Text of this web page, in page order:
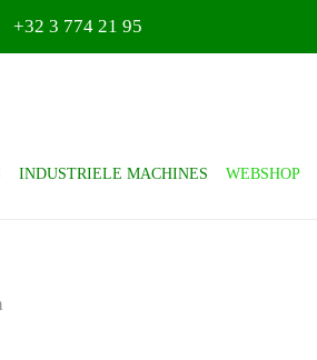
+32 3 774 21 95
INDUSTRIELE MACHINES WEBSHOP